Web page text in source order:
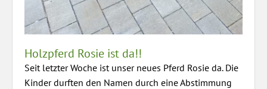
Holzpferd Rosie ist da!!
Seit letzter Woche ist unser neues Pferd Rosie da. Die
Kinder durften den Namen durch eine Abstimmung